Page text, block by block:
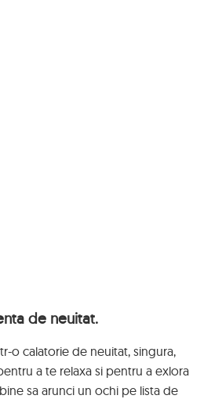
de neuitat.
o calatorie de neuitat, singura,
a te relaxa si pentru a exlora
sa arunci un ochi pe lista de